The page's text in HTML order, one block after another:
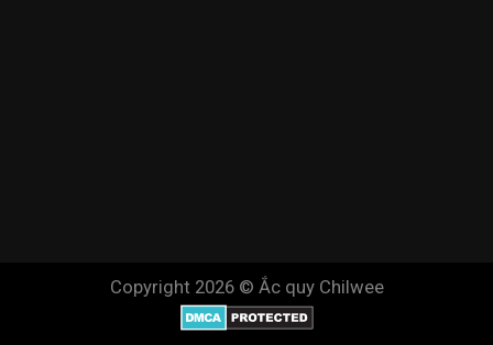
Copyright 2026 © Ắc quy Chilwee